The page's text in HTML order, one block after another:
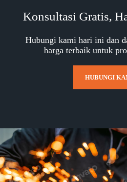
Konsultasi Gratis,
Hubungi kami hari ini dan
harga terbaik untuk
HUBUNGI